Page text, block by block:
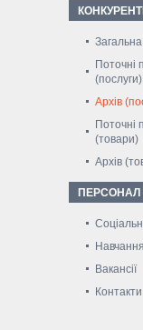
Поточні
(послуги)
Архів
Поточні
(товари)
Архів
ПЕРСОНАЛ
Вакансії
Контакти